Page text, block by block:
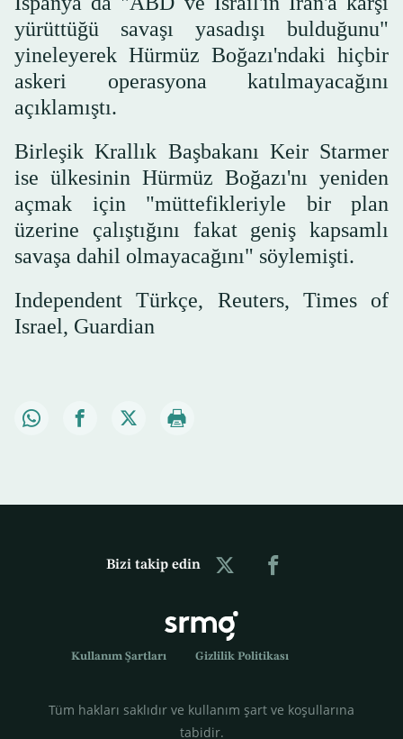
yürüttüğü savaşı yasadışı bulduğunu"
yineleyerek Hürmüz Boğazı'ndaki hiçbir
askeri operasyona katılmayacağını
açıklamıştı.
Birleşik Krallık Başbakanı Keir Starmer
ise ülkesinin Hürmüz Boğazı'nı yeniden
açmak için "müttefikleriyle bir plan
üzerine çalıştığını fakat geniş kapsamlı
savaşa dahil olmayacağını" söylemişti.
Independent Türkçe, Reuters, Times of
Israel, Guardian
Bizi takip edin
Kullanım Şartları Gizlilik Politikası
Tüm hakları saklıdır ve kullanım şart ve koşullarına
tabidir.